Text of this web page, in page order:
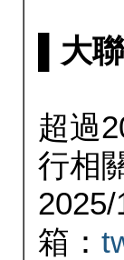
▌大
超過
行相
箱：